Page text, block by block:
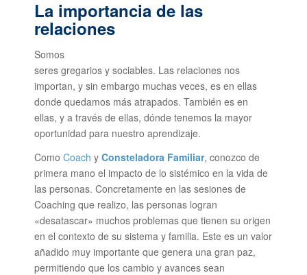
La importancia de las
relaciones
Somos
seres gregarios y sociables. Las relaciones nos
importan, y sin embargo muchas veces, es en ellas
donde quedamos más atrapados. También es en
ellas, y a través de ellas, dónde tenemos la mayor
oportunidad para nuestro aprendizaje.
Como Coach y Consteladora Familiar, conozco de
primera mano el impacto de lo sistémico en la vida de
las personas. Concretamente en las sesiones de
Coaching que realizo, las personas logran
«desatascar» muchos problemas que tienen su origen
en el contexto de su sistema y familia. Este es un valor
añadido muy importante que genera una gran paz,
permitiendo que los cambio y avances sean